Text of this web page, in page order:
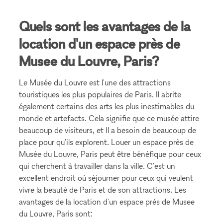
Quels sont les avantages de la
location d'un espace près de
Musee du Louvre, Paris?
Le Musée du Louvre est l'une des attractions
touristiques les plus populaires de Paris. Il abrite
également certains des arts les plus inestimables du
monde et artefacts. Cela signifie que ce musée attire
beaucoup de visiteurs, et Il a besoin de beaucoup de
place pour qu'ils explorent. Louer un espace près de
Musée du Louvre, Paris peut être bénéfique pour ceux
qui cherchent à travailler dans la ville. C'est un
excellent endroit où séjourner pour ceux qui veulent
vivre la beauté de Paris et de son attractions. Les
avantages de la location d'un espace près de Musee
du Louvre, Paris sont: